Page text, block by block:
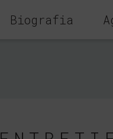
Biografia